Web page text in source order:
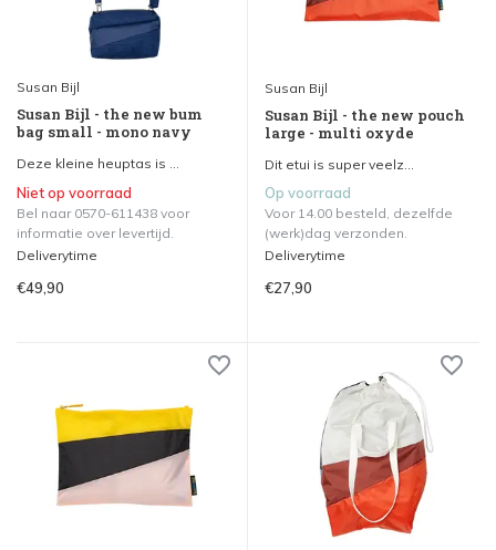
Susan Bijl
Susan Bijl - the new bum
bag small - mono navy
Deze kleine heuptas is ...
Niet op voorraad
Bel naar 0570-611438 voor
informatie over levertijd.
Deliverytime
€49,90
Susan Bijl
Susan Bijl - the new pouch
large - multi oxyde
Dit etui is super veelz...
Op voorraad
Voor 14.00 besteld, dezelfde
(werk)dag verzonden.
Deliverytime
€27,90